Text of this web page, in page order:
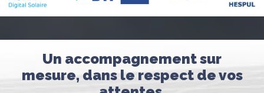
Un accompagnement sur
mesure, dans le respect de vos